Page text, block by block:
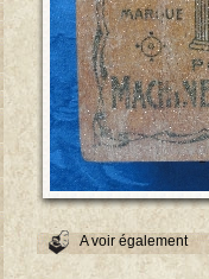
A voir également